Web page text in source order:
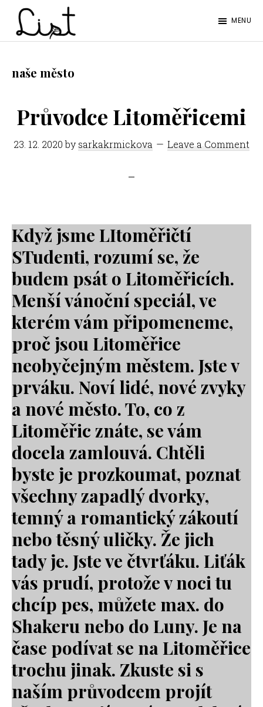
Skip
content
Skip
LIST
časopis
Litoměřice
MENU
naše město
Průvodce Litoměřicemi
23. 12. 2020by sarkakrmickova Leave a Comment
Když jsme LItoměřičtí
STudenti, rozumí se, že
budem psát o Litoměřicích.
Menší vánoční speciál, ve
kterém vám připomeneme,
proč jsou Litoměřice
neobyčejným městem. Jste v
prváku. Noví lidé, nové zvyky
a nové město. To, co z
Litoměřic znáte, se vám
docela zamlouvá. Chtěli
byste je prozkoumat, poznat
všechny zapadlý dvorky,
temný a romantický zákoutí
nebo těsný uličky. Že jich
tady je. Jste ve čtvrťáku. Liťák
vás prudí, protože v noci tu
chcíp pes, můžete max. do
Shakeru nebo do Luny. Je na
čase podívat se na Litoměřice
trochu jinak. Zkuste si s
naším průvodcem projít